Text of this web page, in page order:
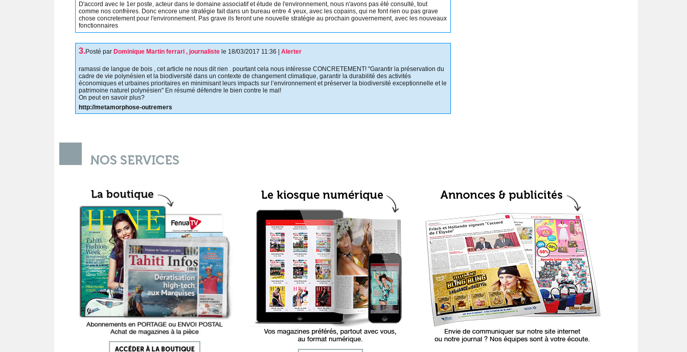
D'accord avec le 1er poste, acteur dans le domaine associatif et étude de l'environnement, nous n'avons pas été consulté, tout
comme nos confrères. Donc encore une stratégie fait dans un bureau entre 4 yeux, avec les copains, qui ne font rien ou pas grave
chose concretement pour l'environnement. Pas grave ils feront une nouvelle stratégie au prochain gouvernement, avec les nouveaux
fonctionnaires
3.Posté par Dominique Martin ferrari , journaliste le 18/03/2017 11:36 | Alerter
ramassi de langue de bois , cet article ne nous dit rien . pourtant cela nous intéresse CONCRETEMENT! "Garantir la préservation du
cadre de vie polynésien et la biodiversité dans un contexte de changement climatique, garantir la durabilité des activités
économiques et urbaines prioritaires en minimisant leurs impacts sur l’environnement et préserver la biodiversité exceptionnelle et le
patrimoine naturel polynésien" En résumé défendre le bien contre le mal!
On peut en savoir plus?
http://metamorphose-outremers